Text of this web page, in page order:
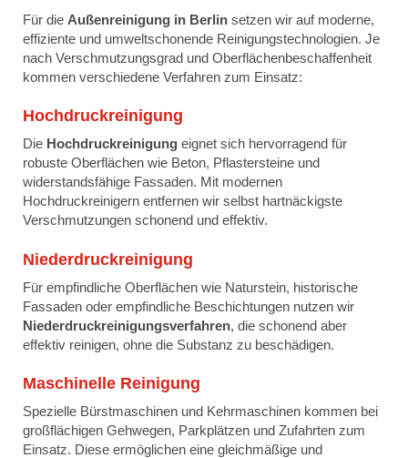
Für die Außenreinigung in Berlin setzen wir auf moderne,
effiziente und umweltschonende Reinigungstechnologien. Je
nach Verschmutzungsgrad und Oberflächenbeschaffenheit
kommen verschiedene Verfahren zum Einsatz:
Hochdruckreinigung
Die Hochdruckreinigung eignet sich hervorragend für
robuste Oberflächen wie Beton, Pflastersteine und
widerstandsfähige Fassaden. Mit modernen
Hochdruckreinigern entfernen wir selbst hartnäckigste
Verschmutzungen schonend und effektiv.
Niederdruckreinigung
Für empfindliche Oberflächen wie Naturstein, historische
Fassaden oder empfindliche Beschichtungen nutzen wir
Niederdruckreinigungsverfahren, die schonend aber
effektiv reinigen, ohne die Substanz zu beschädigen.
Maschinelle Reinigung
Spezielle Bürstmaschinen und Kehrmaschinen kommen bei
großflächigen Gehwegen, Parkplätzen und Zufahrten zum
Einsatz. Diese ermöglichen eine gleichmäßige und